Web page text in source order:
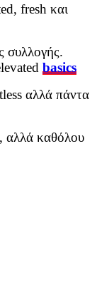
fresh και
συλλογής.
basics
αλλά πάντα
αλλά καθόλου